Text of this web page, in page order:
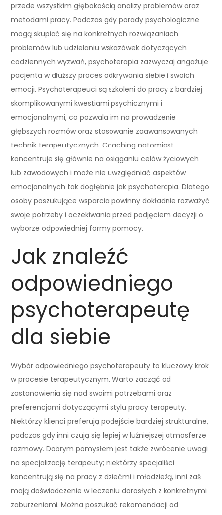
przede wszystkim głębokością analizy problemów oraz
metodami pracy. Podczas gdy porady psychologiczne
mogą skupiać się na konkretnych rozwiązaniach
problemów lub udzielaniu wskazówek dotyczących
codziennych wyzwań, psychoterapia zazwyczaj angażuje
pacjenta w dłuższy proces odkrywania siebie i swoich
emocji. Psychoterapeuci są szkoleni do pracy z bardziej
skomplikowanymi kwestiami psychicznymi i
emocjonalnymi, co pozwala im na prowadzenie
głębszych rozmów oraz stosowanie zaawansowanych
technik terapeutycznych. Coaching natomiast
koncentruje się głównie na osiąganiu celów życiowych
lub zawodowych i może nie uwzględniać aspektów
emocjonalnych tak dogłębnie jak psychoterapia. Dlatego
osoby poszukujące wsparcia powinny dokładnie rozważyć
swoje potrzeby i oczekiwania przed podjęciem decyzji o
wyborze odpowiedniej formy pomocy.
Jak znaleźć
odpowiedniego
psychoterapeutę
dla siebie
Wybór odpowiedniego psychoterapeuty to kluczowy krok
w procesie terapeutycznym. Warto zacząć od
zastanowienia się nad swoimi potrzebami oraz
preferencjami dotyczącymi stylu pracy terapeuty.
Niektórzy klienci preferują podejście bardziej strukturalne,
podczas gdy inni czują się lepiej w luźniejszej atmosferze
rozmowy. Dobrym pomysłem jest także zwrócenie uwagi
na specjalizację terapeuty; niektórzy specjaliści
koncentrują się na pracy z dziećmi i młodzieżą, inni zaś
mają doświadczenie w leczeniu dorosłych z konkretnymi
zaburzeniami. Można poszukać rekomendacji od